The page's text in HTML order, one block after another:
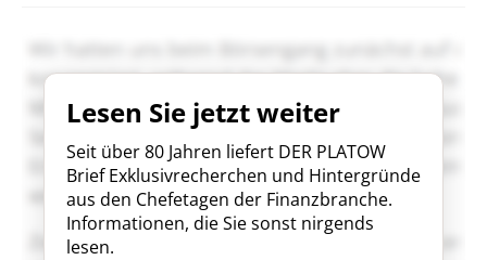
Lesen Sie jetzt weiter
Seit über 80 Jahren liefert DER PLATOW
Brief Exklusivrecherchen und Hintergründe
aus den Chefetagen der Finanzbranche.
Informationen, die Sie sonst nirgends
lesen.